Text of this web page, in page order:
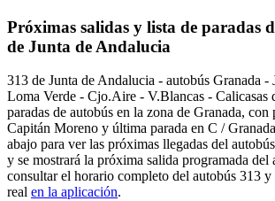
Próximas salidas y lista de paradas
de Junta de Andalucia
313 de Junta de Andalucia - autobús Granada
Loma Verde - Cjo.Aire - V.Blancas - Calicasas
paradas de autobús en la zona de Granada, con
Capitán Moreno y última parada en C /
abajo para ver las próximas llegadas del
y se mostrará la próxima salida programada del
consultar el horario completo del autobús 313 y
real en la aplicación.